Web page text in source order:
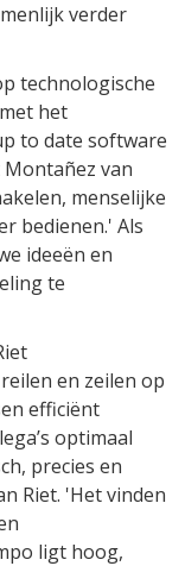
verder
technologische
het
to date software
van
menselijke
bedienen.' Als
ideeën en
te
en zeilen op
efficiënt
optimaal
precies en
Riet. 'Het vinden
ligt hoog,